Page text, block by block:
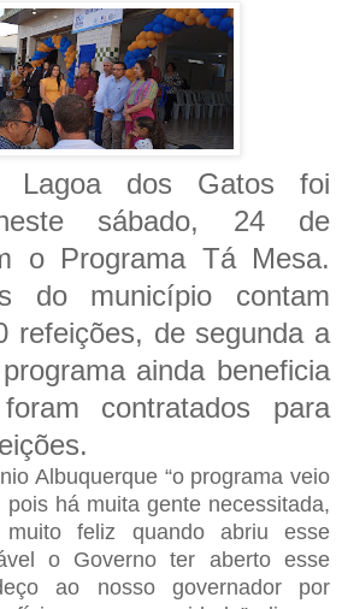
Lagoa dos Gatos foi
sábado, 24 de
o Programa Tá Mesa.
do município contam
refeições, de segunda a
ainda beneficia
contratados para
Albuquerque “o programa veio
há muita gente necessitada,
feliz quando abriu esse
o Governo ter aberto esse
ao nosso governador por